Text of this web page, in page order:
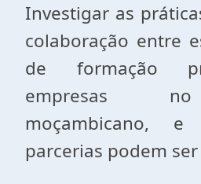
Investigar as
colaboração entre
de formação
empresas
moçambicano,
parcerias podem